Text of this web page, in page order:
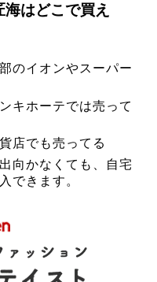
はどこで買え
のイオンやスーパー
キホーテでは売って
店でも売ってる
向かなくても、自宅
できます。